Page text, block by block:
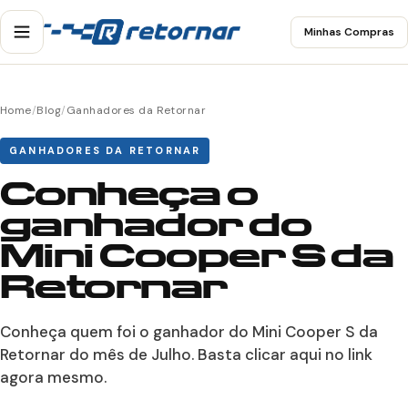
Minhas Compras
Home/Blog/Ganhadores da Retornar
GANHADORES DA RETORNAR
Conheça o
ganhador do
Mini Cooper S da
Retornar
Conheça quem foi o ganhador do Mini Cooper S da
Retornar do mês de Julho. Basta clicar aqui no link
agora mesmo.